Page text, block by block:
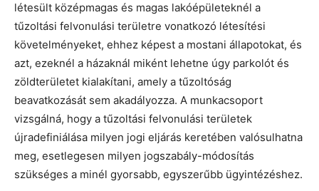
létesült középmagas és magas lakóépületeknél a
tűzoltási felvonulási területre vonatkozó létesítési
követelményeket, ehhez képest a mostani állapotokat, és
azt, ezeknél a házaknál miként lehetne úgy parkolót és
zöldterületet kialakítani, amely a tűzoltóság
beavatkozását sem akadályozza. A munkacsoport
vizsgálná, hogy a tűzoltási felvonulási területek
újradefiniálása milyen jogi eljárás keretében valósulhatna
meg, esetlegesen milyen jogszabály-módosítás
szükséges a minél gyorsabb, egyszerűbb ügyintézéshez.